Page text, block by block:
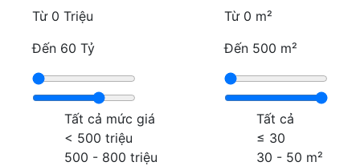
Từ 0 Triệu
Đến 60 Tỷ
Tất cả mức giá
< 500 triệu
500 - 800 triệu
Từ 0 m²
Đến 500 m²
Tất cả
≤ 30
30 - 50 m²